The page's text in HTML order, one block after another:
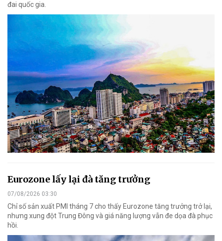
đai quốc gia.
Eurozone lấy lại đà tăng trưởng
07/08/2026 03:30
Chỉ số sản xuất PMI tháng 7 cho thấy Eurozone tăng trưởng trở lại,
nhưng xung đột Trung Đông và giá năng lượng vẫn đe dọa đà phục
hồi.